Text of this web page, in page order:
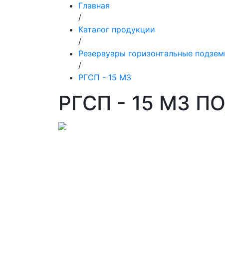
Главная
/
Каталог продукции
/
Резервуары горизонтальные
/
РГСП - 15 М3
РГСП - 15 М3